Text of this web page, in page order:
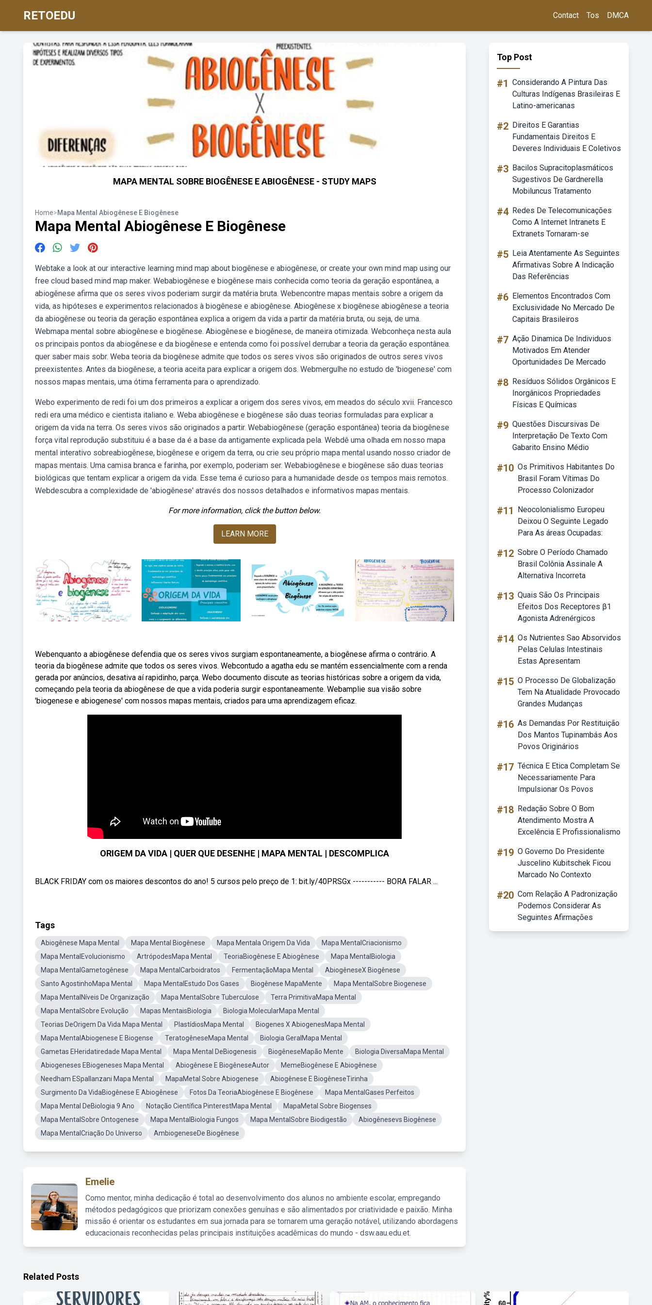
RETOEDU Contact Tos DMCA
MAPA MENTAL SOBRE BIOGÊNESE E ABIOGÊNESE - STUDY MAPS
Home>Mapa Mental Abiogênese E Biogênese
Mapa Mental Abiogênese E Biogênese
Webtake a look at our interactive learning mind map about biogênese e abiogênese, or create your own mind map using our
free cloud based mind map maker. Webabiogênese e biogênese mais conhecida como teoria da geração espontânea, a
abiogênese afirma que os seres vivos poderiam surgir da matéria bruta. Webencontre mapas mentais sobre a origem da
vida, as hipóteses e experimentos relacionados à biogênese e abiogênese. Abiogênese x biogênese abiogênese a teoria
da abiogênese ou teoria da geração espontânea explica a origem da vida a partir da matéria bruta, ou seja, de uma.
Webmapa mental sobre abiogênese e biogênese. Abiogênese e biogênese, de maneira otimizada. Webconheça nesta aula
os principais pontos da abiogênese e da biogênese e entenda como foi possível derrubar a teoria da geração espontânea.
quer saber mais sobr. Weba teoria da biogênese admite que todos os seres vivos são originados de outros seres vivos
preexistentes. Antes da biogênese, a teoria aceita para explicar a origem dos. Webmergulhe no estudo de 'biogenese' com
nossos mapas mentais, uma ótima ferramenta para o aprendizado.
Webo experimento de redi foi um dos primeiros a explicar a origem dos seres vivos, em meados do século xvii. Francesco
redi era uma médico e cientista italiano e. Weba abiogênese e biogênese são duas teorias formuladas para explicar a
origem da vida na terra. Os seres vivos são originados a partir. Webabiogênese (geração espontânea) teoria da biogênese
força vital reprodução substituiu é a base da é a base da antigamente explicada pela. Webdê uma olhada em nosso mapa
mental interativo sobreabiogênese, biogênese e origem da terra, ou crie seu próprio mapa mental usando nosso criador de
mapas mentais. Uma camisa branca e farinha, por exemplo, poderiam ser. Webabiogênese e biogênese são duas teorias
biológicas que tentam explicar a origem da vida. Esse tema é curioso para a humanidade desde os tempos mais remotos.
Webdescubra a complexidade de 'abiogênese' através dos nossos detalhados e informativos mapas mentais.
For more information, click the button below.
LEARN MORE
Webenquanto a abiogênese defendia que os seres vivos surgiam espontaneamente, a biogênese afirma o contrário. A
teoria da biogênese admite que todos os seres vivos. Webcontudo a agatha edu se mantém essencialmente com a renda
gerada por anúncios, desativa aí rapidinho, parça. Webo documento discute as teorias históricas sobre a origem da vida,
começando pela teoria da abiogênese de que a vida poderia surgir espontaneamente. Webamplie sua visão sobre
'biogenese e abiogenese' com nossos mapas mentais, criados para uma aprendizagem eficaz.
ORIGEM DA VIDA | QUER QUE DESENHE | MAPA MENTAL | DESCOMPLICA
BLACK FRIDAY com os maiores descontos do ano! 5 cursos pelo preço de 1: bit.ly/40PRSGx ----------- BORA FALAR ...
Tags
Abiogênese Mapa Mental Mapa Mental Biogênese Mapa Mentala Origem Da Vida
Mapa MentalCriacionismo
Mapa MentalEvolucionismo
ArtrópodesMapa Mental TeoriaBiogênese E Abiogênese
Mapa MentalBiologia
Mapa MentalGametogênese
Mapa MentalCarboidratos FermentaçãoMapa Mental
AbiogêneseX Biogênese
Santo AgostinhoMapa Mental
Mapa MentalEstudo Dos Gases Biogênese MapaMente
Mapa MentalSobre Biogenese
Mapa MentalNíveis De Organização
Mapa MentalSobre Tuberculose
Terra PrimitivaMapa Mental
Mapa MentalSobre Evolução
Mapas MentaisBiologia
Biologia MolecularMapa Mental
Teorias DeOrigem Da Vida Mapa Mental
PlastídiosMapa Mental
Biogenes X AbiogenesMapa Mental
Mapa MentalAbiogenese E Biogense
TeratogêneseMapa Mental
Biologia GeralMapa Mental
Gametas EHeridatiredade Mapa Mental
Mapa Mental DeBiogenesis BiogêneseMapão Mente
Biologia DiversaMapa Mental
Abiogeneses EBiogeneses Mapa Mental
Abiogênese E BiogêneseAutor
MemeBiogênese E Abiogênese
Needham ESpallanzani Mapa Mental
MapaMetal Sobre Abiogenese
Abiogênese E BiogêneseTirinha
Surgimento Da VidaBiogênese E Abiogênese
Fotos Da TeoriaAbiogênese E Biogênese
Mapa MentalGases Perfeitos
Mapa Mental DeBiologia 9 Ano
Notação Científica PinterestMapa Mental
MapaMetal Sobre Biogenses
Mapa MentalSobre Ontogenese
Mapa MentalBiologia Fungos Mapa MentalSobre Biodigestão
Abiogênesevs Biogênese
Mapa MentalCriação Do Universo
AmbiogeneseDe Biogênese
Emelie
Como mentor, minha dedicação é total ao desenvolvimento dos alunos no ambiente escolar, empregando
métodos pedagógicos que priorizam conexões genuínas e são alimentados por criatividade e paixão. Minha
missão é orientar os estudantes em sua jornada para se tornarem uma geração notável, utilizando abordagens
educacionais reconhecidas pelas principais instituições acadêmicas do mundo - dsw.aau.edu.et.
Top Post
#1 Considerando A Pintura Das
Culturas Indígenas Brasileiras E
Latino-americanas
#2 Direitos E Garantias
Fundamentais Direitos E
Deveres Individuais E Coletivos
#3 Bacilos Supracitoplasmáticos
Sugestivos De Gardnerella
Mobiluncus Tratamento
#4 Redes De Telecomunicações
Como A Internet Intranets E
Extranets Tornaram-se
#5 Leia Atentamente As Seguintes
Afirmativas Sobre A Indicação
Das Referências
#6 Elementos Encontrados Com
Exclusividade No Mercado De
Capitais Brasileiros
#7 Ação Dinamica De Individuos
Motivados Em Atender
Oportunidades De Mercado
#8 Resíduos Sólidos Orgânicos E
Inorgânicos Propriedades
Físicas E Químicas
#9 Questões Discursivas De
Interpretação De Texto Com
Gabarito Ensino Médio
#10 Os Primitivos Habitantes Do
Brasil Foram Vítimas Do
Processo Colonizador
#11
Neocolonialismo Europeu
Deixou O Seguinte Legado
Para As áreas Ocupadas:
#12 Sobre O Período Chamado
Brasil Colônia Assinale A
Alternativa Incorreta
#13 Quais São Os Principais
Efeitos Dos Receptores β1
Agonista Adrenérgicos
#14 Os Nutrientes Sao Absorvidos
Pelas Celulas Intestinais
Estas Apresentam
#15 O Processo De Globalização
Tem Na Atualidade Provocado
Grandes Mudanças
#16 As Demandas Por Restituição
Dos Mantos Tupinambás Aos
Povos Originários
#17 Técnica E Etica Completam Se
Necessariamente Para
Impulsionar Os Povos
#18 Redação Sobre O Bom
Atendimento Mostra A
Excelência E Profissionalismo
#19 O Governo Do Presidente
Juscelino Kubitschek Ficou
Marcado No Contexto
#20 Com Relação A Padronização
Podemos Considerar As
Seguintes Afirmações
Related Posts